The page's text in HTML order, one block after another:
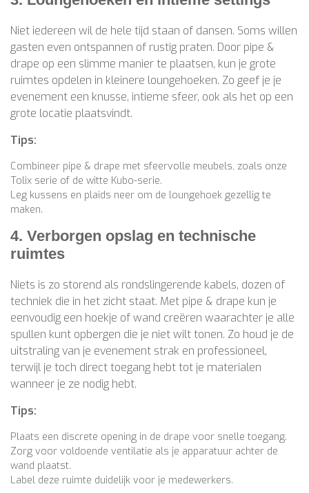
Niet iedereen wil de hele tijd staan of dansen. Soms willen
gasten even ontspannen of rustig praten. Door pipe &
drape op een slimme manier te plaatsen, kun je grote
ruimtes opdelen in kleinere loungehoeken. Zo geef je je
evenement een knusse, intieme sfeer, ook als het op een
grote locatie plaatsvindt.
Tips:
Combineer pipe & drape met sfeervolle meubels, zoals onze
Tolix serie of de witte Kubo-serie.
Leg kussens en plaids neer om de loungehoek gezellig te
maken.
4. Verborgen opslag en technische
ruimtes
Niets is zo storend als rondslingerende kabels, dozen of
techniek die in het zicht staat. Met pipe & drape kun je
eenvoudig een hoekje of wand creëren waarachter je alle
spullen kunt opbergen die je niet wilt tonen. Zo houd je de
uitstraling van je evenement strak en professioneel,
terwijl je toch direct toegang hebt tot je materialen
wanneer je ze nodig hebt.
Tips:
Plaats een discrete opening in de drape voor snelle toegang.
Zorg voor voldoende ventilatie als je apparatuur achter de
wand plaatst.
Label deze ruimte duidelijk voor je medewerkers.